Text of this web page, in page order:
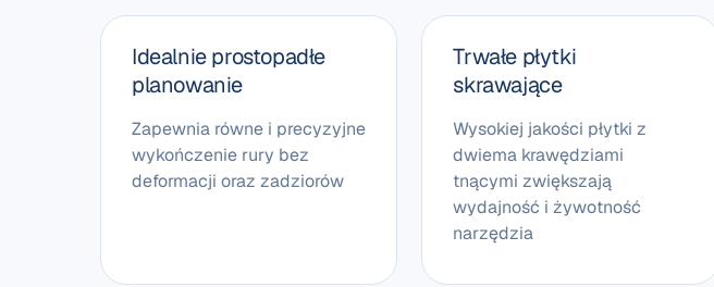
Idealnie prostopadłe
planowanie
Zapewnia równe i precyzyjne
wykończenie rury bez
deformacji oraz zadziorów
Trwałe płytki
skrawające
Wysokiej jakości płytki z
dwiema krawędziami
tnącymi zwiększają
wydajność i żywotność
narzędzia